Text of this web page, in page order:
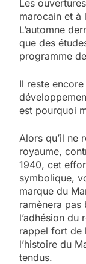
Les
marocain et à
L’automne
que des
programme
Il reste
est pourquoi
Alors qu’il ne
royaume,
1940, cet
symbolique,
marque du
ramènera
l’adhésion du
rappel fort de
l’histoire du
tendus.